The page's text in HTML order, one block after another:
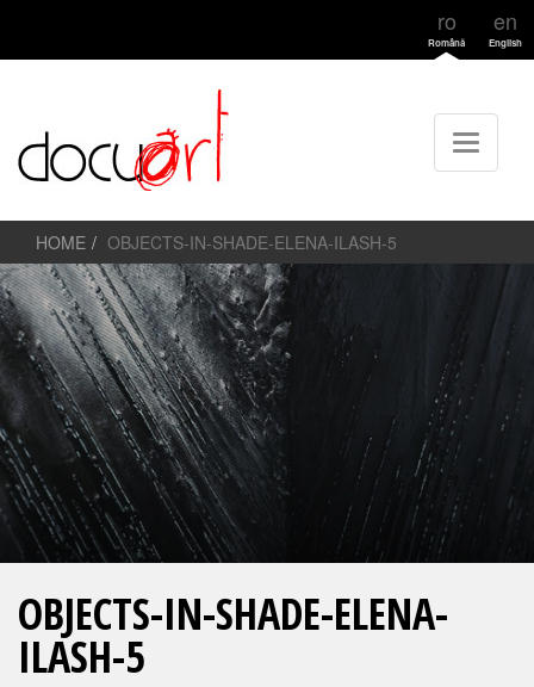
ro
Română
en
English
HOME OBJECTS-IN-SHADE-ELENA-ILASH-5
OBJECTS-IN-SHADE-ELENA-
ILASH-5